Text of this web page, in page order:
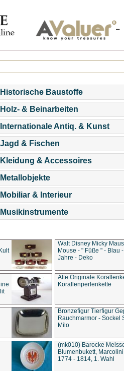
Historische Baustoffe
Holz- & Beinarbeiten
Internationale Antiq. & Kunst
Jagd & Fischen
Kleidung & Accessoires
Metallobjekte
Mobiliar & Interieur
Musikinstrumente
Walt Disney Micky
Mouse - " Füße " - Blau
Jahre - Deko
Alte Originale
Korallenperlenkette
Bronzefigur Tierfigur
Rauchmarmor - Sockel
Milo
(mk010) Barocke
Blumenbukett,
1774 - 1814, 1. Wahl